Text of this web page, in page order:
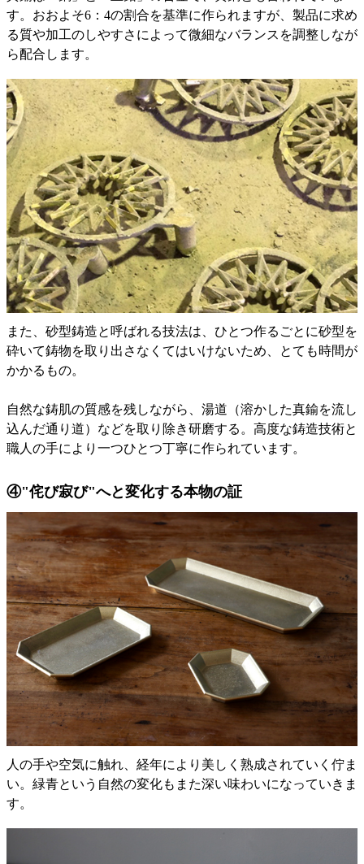
す。おおよそ6：4の割合を基準に作られますが、製品に求め
る質や加工のしやすさによって微細なバランスを調整しなが
ら配合します。
また、砂型鋳造と呼ばれる技法は、ひとつ作るごとに砂型を
砕いて鋳物を取り出さなくてはいけないため、とても時間が
かかるもの。
自然な鋳肌の質感を残しながら、湯道（溶かした真鍮を流し
込んだ通り道）などを取り除き研磨する。高度な鋳造技術と
職人の手により一つひとつ丁寧に作られています。
④"侘び寂び"へと変化する本物の証
人の手や空気に触れ、経年により美しく熟成されていく佇ま
い。緑青という自然の変化もまた深い味わいになっていきま
す。